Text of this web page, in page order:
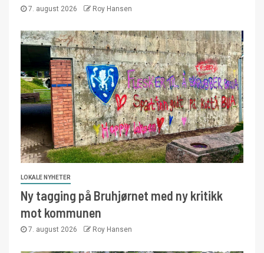
7. august 2026 Roy Hansen
LOKALE NYHETER
Ny tagging på Bruhjørnet med ny kritikk
mot kommunen
7. august 2026 Roy Hansen